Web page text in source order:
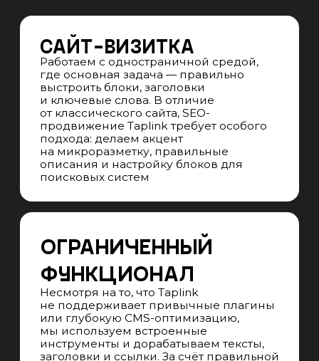
и возможности для SEO-продвижения
АНАЛИЗ КОНКУРЕНТОВ
Анализируем сайты конкурентов-
лидеров в поисковом пространстве
по всей РФ, собирая лучшие решения
на посадочных страницах, в структуре
и ссылочных профилях
СЕМАНТИЧЕСКОЕ ЯДРО
Собираем все кластеры коммерческих
СТРУКТУРА САЙТА
Формируем наглядную mindmap-
структуру сайта, учитываем все
кластеры семантического ядра
и проектируем для каждого отдельную
посадочную страницу
ПОВЕДЕНИЕ ПОЛЬЗОВАТЕЛЕЙ